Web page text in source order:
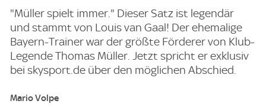
"Müller spielt immer." Dieser Satz ist legendär
und stammt von Louis van Gaal! Der ehemalige
Bayern-Trainer war der größte Förderer von Klub-
Legende Thomas Müller. Jetzt spricht er exklusiv
bei skysport.de über den möglichen Abschied.
Mario Volpe